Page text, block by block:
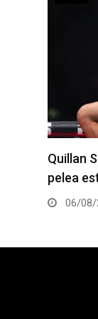
Se
del UFC
06/08/